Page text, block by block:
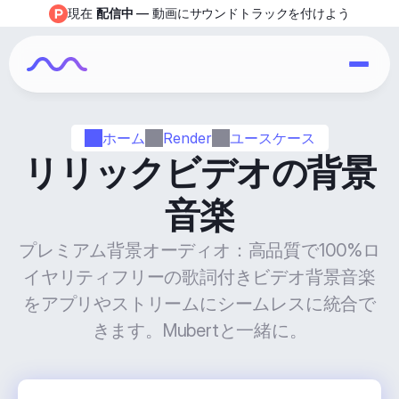
ホーム Render ユースケース
リリックビデオの背景
音楽
プレミアム背景オーディオ：高品質で100%ロ
イヤリティフリーの歌詞付きビデオ背景音楽
をアプリやストリームにシームレスに統合で
きます。Mubertと一緒に。
現在 配信中 — 動画にサウンドトラックを付けよう